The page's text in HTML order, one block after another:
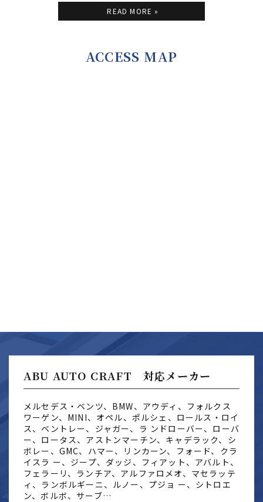
READ MORE »
ACCESS MAP
ABU AUTO CRAFT 対応メーカー
メルセデス・ベンツ、BMW、アウディ、フォルクス
ワーゲン、MINI、オペル、ポルシェ、ロールス・ロイ
ス、ベントレー、ジャガー、ラ ンドローバー、ローバ
ー、ロータス、アストンマーチン、キャデラック、シ
ボレー、GMC、ハマー、リンカーン、フォード、クラ
イスラ ー、ジープ、ダッジ、フィアット、アバルト、
フェラーリ、ランチア、アルファロメオ、マセラッテ
ィ、ランボルギーニ、ルノー、プジョ ー、シトロエ
ン、ボルボ、サーブ…